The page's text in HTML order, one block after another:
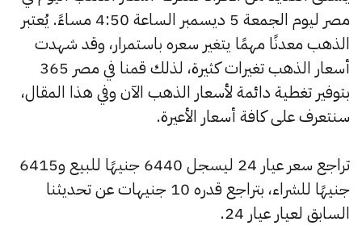
مصر ليوم الجمعة 5 ديسمبر الساعة 4:50 مساءً. يُعتبر
الذهب معدنًا مهمًا يتغير سعره باستمرار، وقد شهدت
أسعار الذهب تغيرات كثيرة، لذلك قمنا في مصر 365
بتوفير تغطية دائمة لأسعار الذهب الآن وفي هذا المقال،
سنتعرف على كافة أسعار الأعيرة.
تراجع سعر عيار 24 ليسجل 6440 جنيهًا للبيع و6415
جنيهًا للشراء، بتراجع قدره 10 جنيهات عن تحديثنا
السابق لعيار عيار 24.